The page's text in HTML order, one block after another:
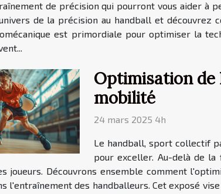
de précision qui pourront vous aider à
de la précision au handball et découvrez
est primordiale pour optimiser la
Optimisation
mobilité
24 mars 2025 4h
Le handball, sport collectif
pour exceller. Au-delà de
joueurs. Découvrons ensemble comment
l'entraînement des handballeurs. Cet exposé